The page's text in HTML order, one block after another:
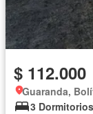
$ 112.000
Guaranda,
3 Dormitorios